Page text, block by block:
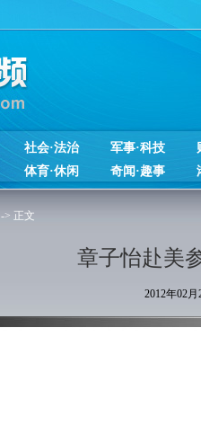
社会·法治 军事·科技
体育·休闲 奇闻·趣事
-> 正文
章子怡赴美
2012年02